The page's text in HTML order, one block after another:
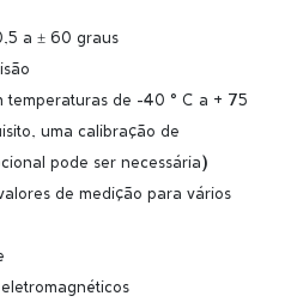
a ± 60 graus
temperaturas de -40 ° C a + 75
uma calibração de
pode ser necessária)
de medição para vários